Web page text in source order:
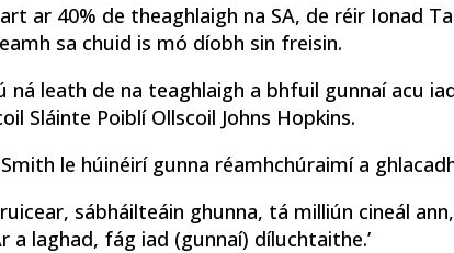
ar 40% de theaghlaigh na SA, de réir Ionad
sa chuid is mó díobh sin freisin.
ná leath de na teaghlaigh a bhfuil gunnaí acu
Sláinte Poiblí Ollscoil Johns Hopkins.
le húinéirí gunna réamhchúraimí a
sábháilteáin ghunna, tá milliún cineál
a laghad, fág iad (gunnaí) díluchtaithe.’